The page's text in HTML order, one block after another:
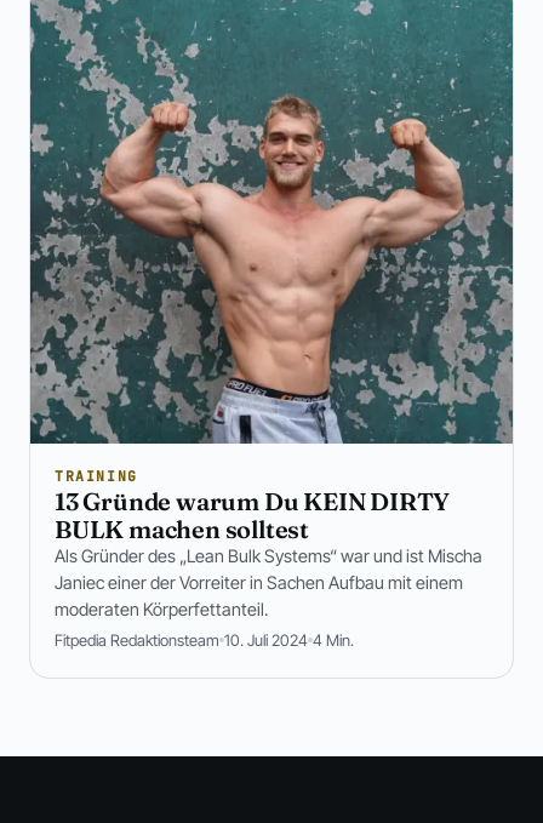
TRAINING
13 Gründe warum Du KEIN DIRTY
BULK machen solltest
Als Gründer des „Lean Bulk Systems“ war und ist Mischa
Janiec einer der Vorreiter in Sachen Aufbau mit einem
moderaten Körperfettanteil.
Fitpedia Redaktionsteam 10. Juli 2024 4 Min.